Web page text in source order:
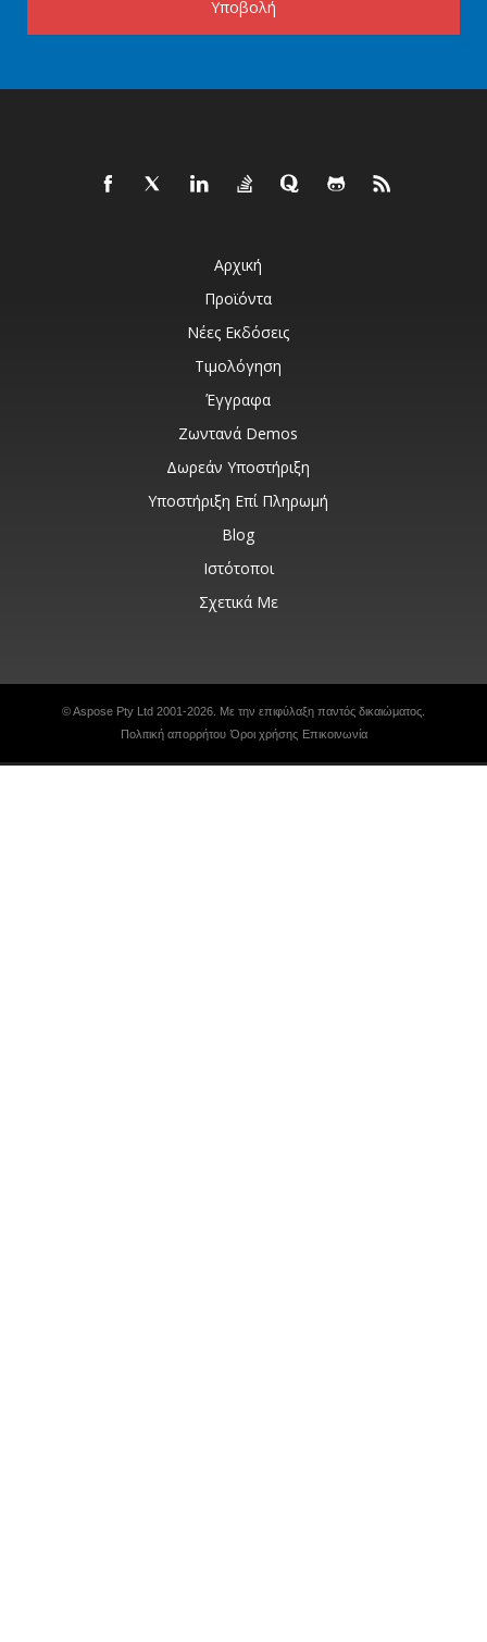
Υποβολή
Αρχική
Προϊόντα
Νέες Εκδόσεις
Τιμολόγηση
Έγγραφα
Ζωντανά Demos
Δωρεάν Υποστήριξη
Υποστήριξη Επί Πληρωμή
Blog
Ιστότοποι
Σχετικά Με
© Aspose Pty Ltd 2001-2026. Με την επιφύλαξη παντός δικαιώματος.
Πολιτική απορρήτου Όροι χρήσης Επικοινωνία